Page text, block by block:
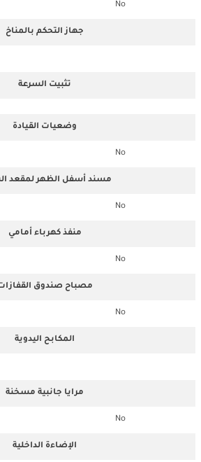
No
جهاز التحكم بالمناخ
تثبيت السرعة
وضعيات القيادة
No
مسند أسفل الظهر لمقعد
No
منفذ كهرباء أمامي
No
مصباح صندوق
No
المكابح اليدوية
مرايا جانبية مسخنة
No
الإضاءة الداخلية